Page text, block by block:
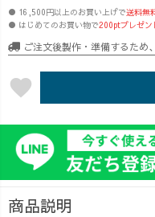
● 16,500円以上のお買い上げで送料無
● はじめてのお買い物で200ptプレゼン
ご注文後製作・準備するため
favorite
商品説明